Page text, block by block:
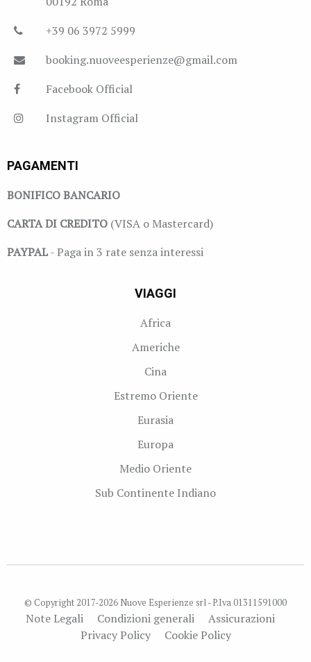
+39 06 3972 5999
booking.nuoveesperienze@gmail.com
Facebook Official
Instagram Official
PAGAMENTI
BONIFICO BANCARIO
CARTA DI CREDITO (VISA o Mastercard)
PAYPAL- Paga in 3 rate senza interessi
VIAGGI
Africa
Americhe
Cina
Estremo Oriente
Eurasia
Europa
Medio Oriente
Sub Continente Indiano
© Copyright 2017-2026 Nuove Esperienze srl - P.Iva 01311591000
Note Legali Condizioni generali
Assicurazioni
Privacy Policy
Cookie Policy